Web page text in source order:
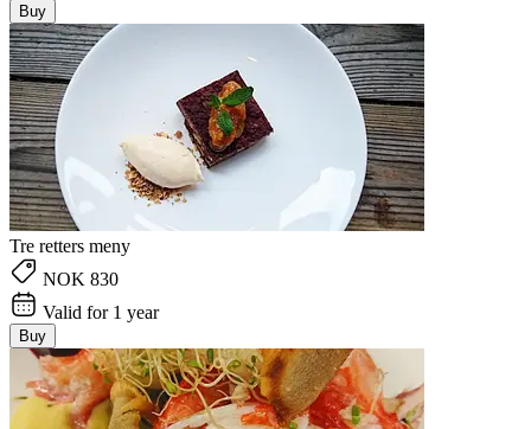
Buy
Tre retters meny
NOK 830
Valid for 1 year
Buy